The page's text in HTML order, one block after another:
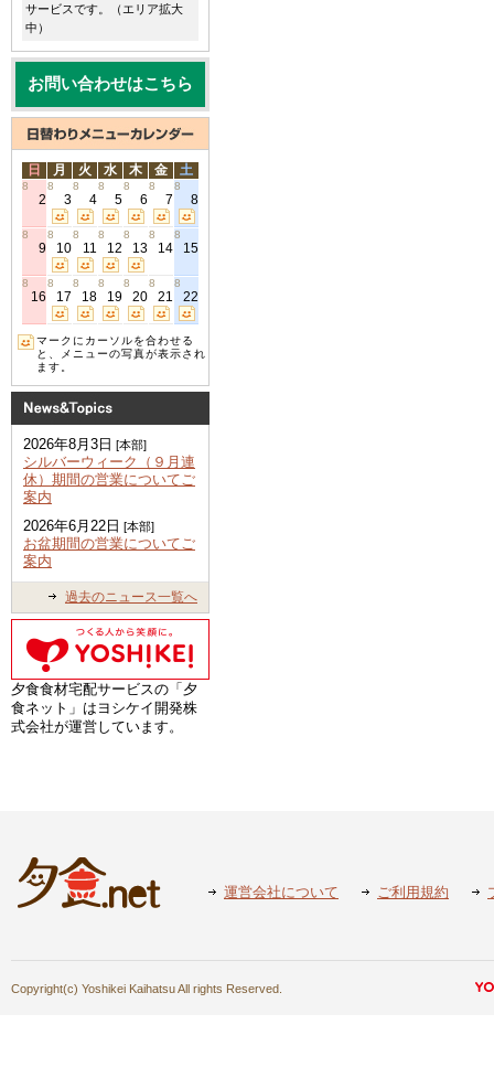
サービスです。（エリア拡大
中）
お問い合わせはこちら
日 月 火 水 木 金 土
8
2
8
3
8
4
8
5
8
6
8
7
8
8
8
9
8
10
8
11
8
12
8
13
8
14
8
15
8
16
8
17
8
18
8
19
8
20
8
21
8
22
マークにカーソルを合わせる
と、メニューの写真が表示され
ます。
2026年8月3日 [本部]
シルバーウィーク（９月連
休）期間の営業についてご
案内
2026年6月22日 [本部]
お盆期間の営業についてご
案内
過去のニュース一覧へ
夕食食材宅配サービスの「夕
食ネット」はヨシケイ開発株
式会社が運営しています。
運営会社について ご利用規約
Copyright(c) Yoshikei Kaihatsu All rights Reserved.